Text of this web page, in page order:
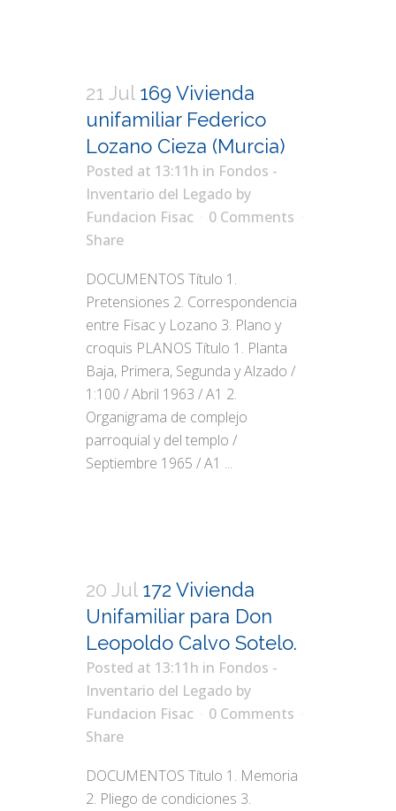
21 Jul 169 Vivienda
unifamiliar Federico
Lozano Cieza (Murcia)
Posted at 13:11h in Fondos -
Inventario del Legado by
Fundacion Fisac
0 Comments
Share
DOCUMENTOS Título 1.
Pretensiones 2. Correspondencia
entre Fisac y Lozano 3. Plano y
croquis PLANOS Título 1. Planta
Baja, Primera, Segunda y Alzado /
1:100 / Abril 1963 / A1 2.
Organigrama de complejo
parroquial y del templo /
Septiembre 1965 / A1 ...
20 Jul 172 Vivienda
Unifamiliar para Don
Leopoldo Calvo Sotelo.
Posted at 13:11h in Fondos -
Inventario del Legado by
Fundacion Fisac
0 Comments
Share
DOCUMENTOS Título 1. Memoria
2. Pliego de condiciones 3.